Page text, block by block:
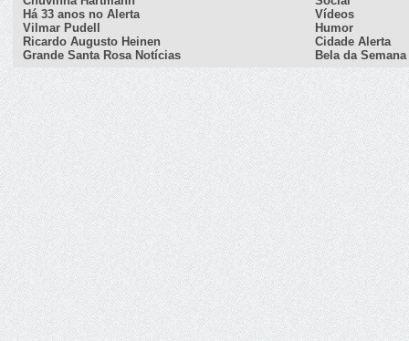
Há 33 anos no Alerta
Vilmar Pudell
Ricardo Augusto Heinen
Grande Santa Rosa Notícias
Vídeos
Humor
Cidade Alerta
Bela da Semana